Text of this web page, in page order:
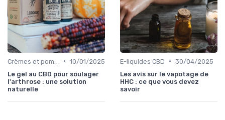
• 10/01/2025
Le gel au CBD pour soulager
l'arthrose : une solution
naturelle
E-liquides CBD • 30/04/2025
Les avis sur le vapotage de
HHC : ce que vous devez
savoir